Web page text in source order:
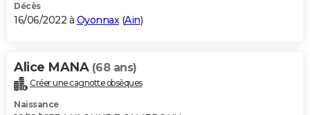
Décès
16/06/2022 à Oyonnax(Ain)
Alice MANA (68 ans)
Créer une cagnotte obsèques
Naissance